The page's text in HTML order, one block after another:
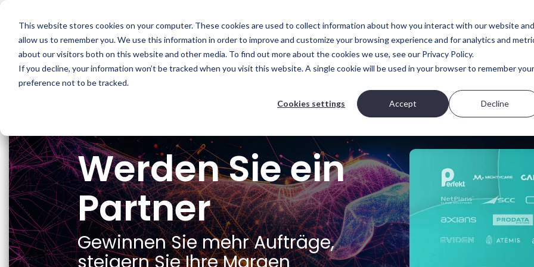
This website stores cookies on your computer. These cookies are used to collect information about how you interact with our website and
allow us to remember you. We use this information in order to improve and customize your browsing experience and for analytics and
about our visitors both on this website and other media. To find out more about the cookies we use, see our Privacy Policy.
If you decline, your information won’t be tracked when you visit this website. A single cookie will be used in your browser to remember your
preference not to be tracked.
Cookies settings Accept Decline
main
content.
ARTESCA
Produktübersicht
ARTESCA ist Scalitys Backup-First-
Objektspeicherlösung, die für IT-Teams
entwickelt wurde, die Ausfallsicherheit auf
Artesca
Cyberresilienz
Kompatibilität
Cyber-Garantie
Bereitstellungsoptionen
Jede IT-Umgebung ist anders. Deshalb bietet
Software-Bereitstellungen bis hin zu vollständig
integrierten Appliances.
Software Appliance
Hardware Appliance
ARTESCA+ Veeam all in one
ARTESCA Pay as you go
Produktübersicht
Innovation lässt sich nicht
Visit Scality.com
Integrationen Erfolgsgeschichten Partners Lernen
Unterstützung
Werden Sie ein
Partner
Gewinnen Sie mehr Aufträge,
steigern Sie Ihre Margen